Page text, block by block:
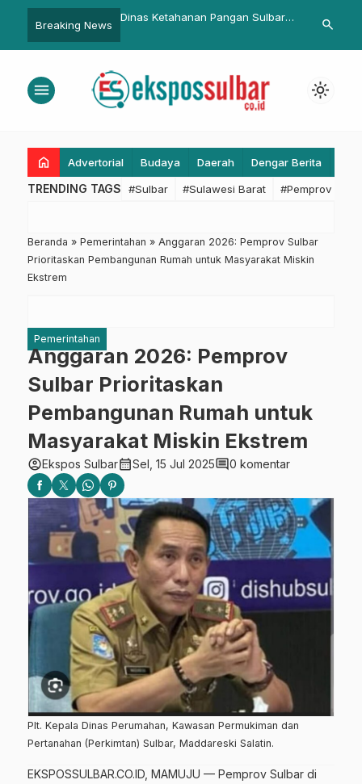
Breaking News
Kesehatan
Dinas Ketahanan Pangan Sulbar
Depan Kantor Gubernur
Kicauan
Rumah
search
menu light_mode
home Advertorial Budaya Daerah Dengar Berita
TRENDING TAGS #Sulbar #Sulawesi Barat #Pemprov
Beranda » Pemerintahan » Anggaran 2026: Pemprov Sulbar
Prioritaskan Pembangunan Rumah untuk Masyarakat Miskin
Ekstrem
Pemerintahan
Anggaran 2026: Pemprov
Sulbar Prioritaskan
Pembangunan Rumah untuk
Masyarakat Miskin Ekstrem
account_circleEkspos Sulbarcalendar_monthSel, 15 Jul 2025comment0 komentar
Plt. Kepala Dinas Perumahan, Kawasan Permukiman dan
Pertanahan (Perkimtan) Sulbar, Maddareski Salatin.
EKSPOSSULBAR.CO.ID, MAMUJU — Pemprov Sulbar di